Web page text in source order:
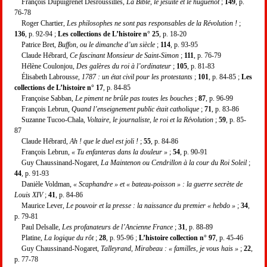
76-78
Roger Chartier, Les philosophes ne sont pas responsables de la Révolution ! ;
136 , p. 92-94 ; Les collections de L’histoire n° 25 , p. 18-20
Patrice Bret, Buffon, ou le dimanche d’un siècle ; 114 , p. 93-95
Claude Hébrard, Ce fascinant Monsieur de Saint-Simon ; 111 , p. 76-79
Hélène Coulonjou, Des galères du roi à l’ordinateur ; 105 , p. 81-83
Élisabeth Labrousse, 1787 : un état civil pour les protestants ; 101 , p. 84-85 ; Les
collections de L’histoire n° 17 , p. 84-85
Françoise Sabban, Le piment ne brûle pas toutes les bouches ; 87 , p. 96-99
François Lebrun, Quand l’enseignement public était catholique ; 71 , p. 83-86
Suzanne Tucoo-Chala, Voltaire, le journaliste, le roi et la Révolution ; 59 , p. 85-
87
Claude Hébrard, Ah ! que le duel est joli ! ; 55 , p. 84-86
François Lebrun, « Tu enfanteras dans la douleur » ; 54 , p. 90-91
Guy Chaussinand-Nogaret, La Maintenon ou Cendrillon à la cour du Roi Soleil ;
44 , p. 91-93
Danièle Voldman, « Scaphandre » et « bateau-poisson » : la guerre secrète de
Louis XIV; 41 , p. 84-86
Maurice Lever, Le pouvoir et la presse : la naissance du premier « hebdo » ; 34
p. 79-81
Paul Delsalle, Les profanateurs de l’Ancienne France ; 31 , p. 88-89
Platine, La logique du rôt; 28 , p. 95-96 ; L’histoire collection n° 97 , p. 45-46
Guy Chaussinand-Nogaret, Talleyrand, Mirabeau : « familles, je vous hais » ; 22
p. 77-78